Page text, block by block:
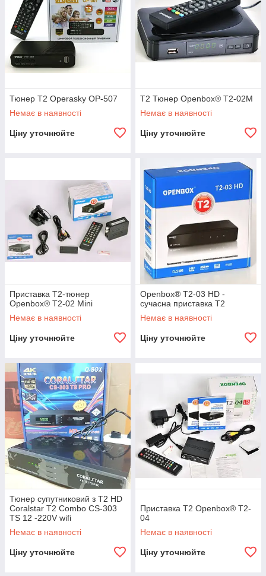
Тюнер Т2 Operasky OP-507
Немає в наявності
Ціну уточнюйте
T2 Тюнер Openbox® T2-02M
Немає в наявності
Ціну уточнюйте
Приставка Т2-тюнер
Openbox® T2-02 Mini
Немає в наявності
Ціну уточнюйте
Openbox® T2-03 HD -
сучасна приставка T2
Немає в наявності
Ціну уточнюйте
Тюнер супутниковий з Т2 HD
Coralstar T2 Combo CS-303
TS 12 -220V wifi
Немає в наявності
Ціну уточнюйте
Приставка T2 Openbox® T2-
04
Немає в наявності
Ціну уточнюйте